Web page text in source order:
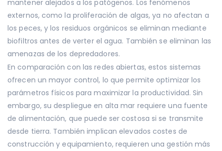
mantener alejados a los patógenos. Los fenómenos
externos, como la proliferación de algas, ya no afectan a
los peces, y los residuos orgánicos se eliminan mediante
biofiltros antes de verter el agua. También se eliminan las
amenazas de los depredadores.
En comparación con las redes abiertas, estos sistemas
ofrecen un mayor control, lo que permite optimizar los
parámetros físicos para maximizar la productividad. Sin
embargo, su despliegue en alta mar requiere una fuente
de alimentación, que puede ser costosa si se transmite
desde tierra. También implican elevados costes de
construcción y equipamiento, requieren una gestión más